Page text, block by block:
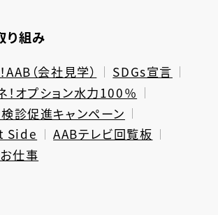
り組み
AAB（会社見学）
SDGs宣言
！オプション水力100％
診促進キャンペーン
Side
AABテレビ回覧板
仕事